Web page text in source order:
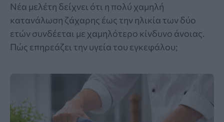
Νέα μελέτη δείχνει ότι η πολύ χαμηλή
κατανάλωση ζάχαρης έως την ηλικία των δύο
ετών συνδέεται με χαμηλότερο κίνδυνο άνοιας.
Πώς επηρεάζει την υγεία του εγκεφάλου;